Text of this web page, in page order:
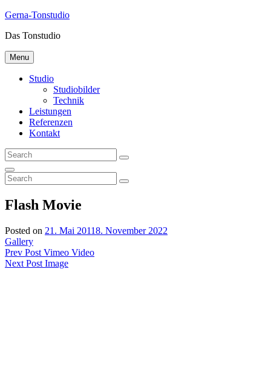
Gerna-Tonstudio
Das Tonstudio
Menu
Studio
Studiobilder
Technik
Leistungen
Referenzen
Kontakt
Flash Movie
Posted on 21. Mai 20118. November 2022
Gallery
Prev Post Vimeo Video
Next Post Image